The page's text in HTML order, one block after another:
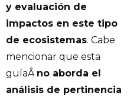
y evaluación de
impactos en este tipo
de ecosistemas. Cabe
mencionar que esta
guíaÂ no aborda el
análisis de pertinencia